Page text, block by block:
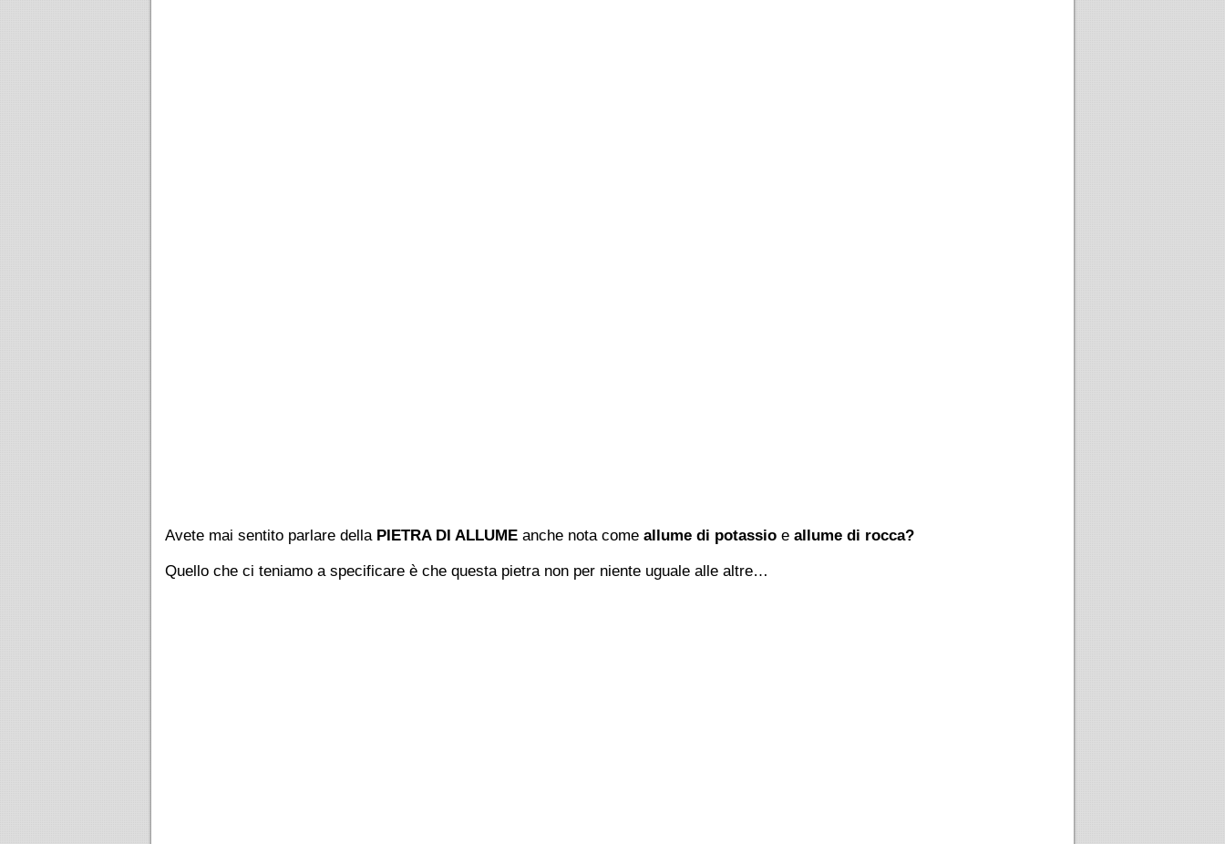
Avete mai sentito parlare della PIETRA DI ALLUME anche nota come allume di potassio e allume di rocca?
Quello che ci teniamo a specificare è che questa pietra non per niente uguale alle altre…